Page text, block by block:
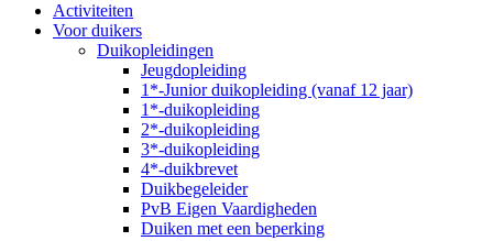
Activiteiten
Voor duikers
Duikopleidingen
Jeugdopleiding
1*-Junior duikopleiding (vanaf 12 jaar)
1*-duikopleiding
2*-duikopleiding
3*-duikopleiding
4*-duikbrevet
Duikbegeleider
PvB Eigen Vaardigheden
Duiken met een beperking